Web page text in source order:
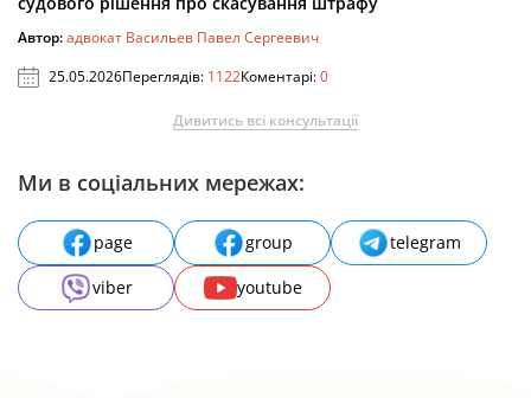
Автор:адвокат Васильев Павел Сергеевич
25.05.2026Переглядів: 1122Коментарі:0
Дивитись всі консультації
Ми в соціальних мережах:
page group
telegram
viber
youtube